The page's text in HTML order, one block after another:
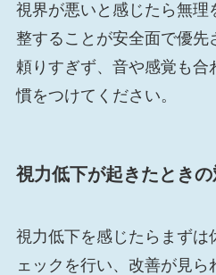
視界が悪いと感じたら無理
整することが安全面で優先
頼りすぎず、音や感覚も合
慣をつけてください。
視力低下が起きたとき
視力低下を感じたらまずは
ェックを行い、改善が見